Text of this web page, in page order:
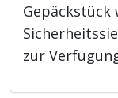
zur